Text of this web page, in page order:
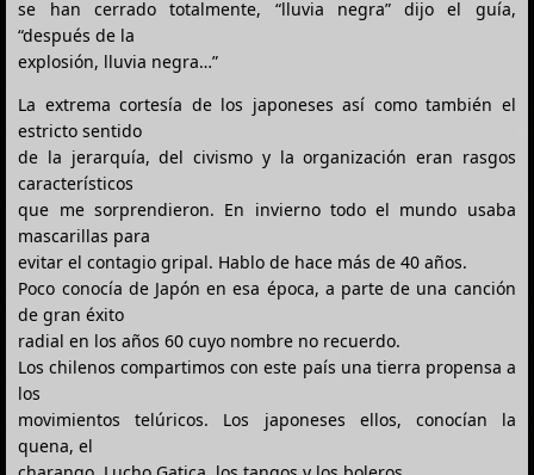
se han cerrado totalmente, “lluvia negra” dijo el guía,
“después de la
explosión, lluvia negra…”
La extrema cortesía de los japoneses así como también el
estricto sentido
de la jerarquía, del civismo y la organización eran rasgos
característicos
que me sorprendieron. En invierno todo el mundo usaba
mascarillas para
evitar el contagio gripal. Hablo de hace más de 40 años.
Poco conocía de Japón en esa época, a parte de una canción
de gran éxito
radial en los años 60 cuyo nombre no recuerdo.
Los chilenos compartimos con este país una tierra propensa a
los
movimientos telúricos. Los japoneses ellos, conocían la
quena, el